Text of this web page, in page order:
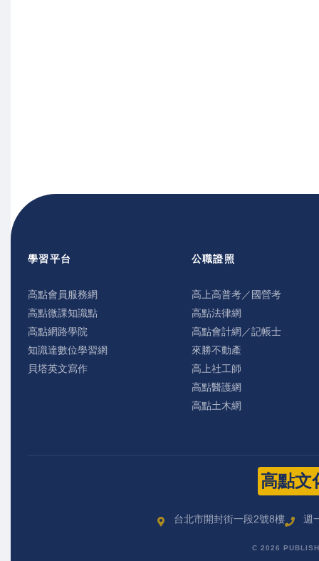
學習平台
高點會員服務網
高點微課知識點
高點網路學院
知識達數位學習網
貝塔英文寫作
公職證照
高上高普考／國營考
高點法律網
高點會計網／記帳士
來勝不動產
高上社工師
高點醫護網
高點土木網
高點文
台北市開封街一段2號8樓 週
C 2026